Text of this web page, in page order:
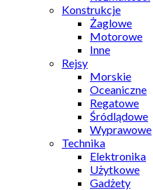
Konstrukcje
Żaglowe
Motorowe
Inne
Rejsy
Morskie
Oceaniczne
Regatowe
Śródlądowe
Wyprawowe
Technika
Elektronika
Użytkowe
Gadżety